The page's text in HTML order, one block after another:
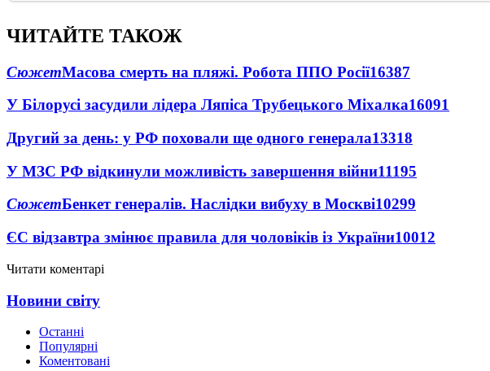
ЧИТАЙТЕ ТАКОЖ
СюжетМасова смерть на пляжі. Робота ППО Росії16387
У Білорусі засудили лідера Ляпіса Трубецького Міхалка16091
Другий за день: у РФ поховали ще одного генерала13318
У МЗС РФ відкинули можливість завершення війни11195
СюжетБенкет генералів. Наслідки вибуху в Москві10299
ЄС відзавтра змінює правила для чоловіків із України10012
Читати коментарі
Новини світу
Останні
Популярні
Коментовані